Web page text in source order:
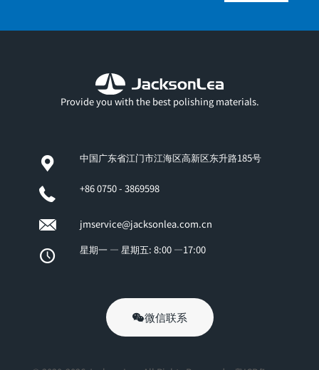
Provide you with the best polishing materials.
中国广东省江门市江海区高新区东升路185号
+86 0750 - 3869598
jmservice@jacksonlea.com.cn
星期一 — 星期五: 8:00 —17:00
微信联系